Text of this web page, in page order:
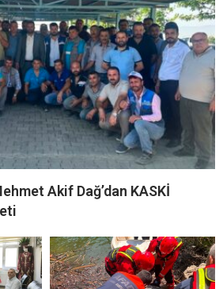
Akif Dağ’dan KASKİ